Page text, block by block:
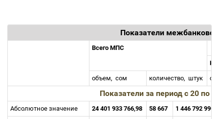
Показатели
Всего МПС
объем, сом количество, штук
Показатели за период с 20 по
Абсолютное значение 24 401 933 766,98 58 667 1 446 792